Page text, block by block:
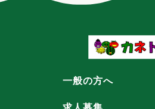
一般の方へ